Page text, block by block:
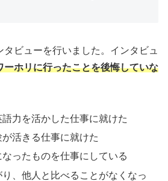
ビューを行いました。インタビュ
ーホリに行ったことを後悔していな
力を活かした仕事に就けた
活きる仕事に就けた
ったものを仕事にしている
、他人と比べることがなくなっ